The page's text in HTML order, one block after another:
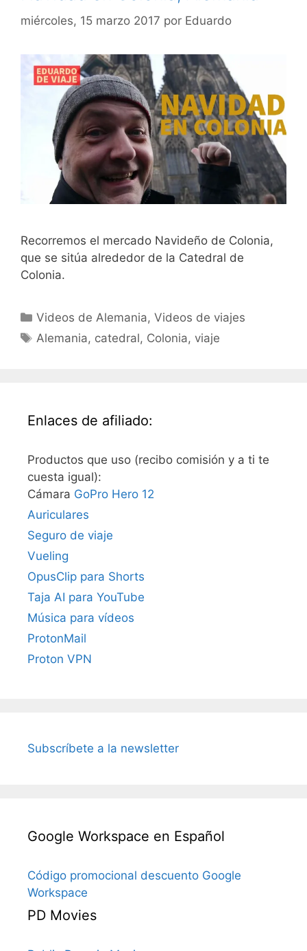
miércoles, 15 marzo 2017 por Eduardo
Recorremos el mercado Navideño de Colonia,
que se sitúa alrededor de la Catedral de
Colonia.
Categorías
Videos de Alemania,Videos de viajes
Etiquetas
Alemania, catedral, Colonia, viaje
Enlaces de afiliado:
Productos que uso (recibo comisión y a ti te
cuesta igual):
Cámara GoPro Hero 12
Auriculares
Seguro de viaje
Vueling
OpusClip para Shorts
Taja AI para YouTube
Música para vídeos
ProtonMail
Proton VPN
Subscríbete a la newsletter
Google Workspace en Español
Código promocional descuento Google
Workspace
PD Movies